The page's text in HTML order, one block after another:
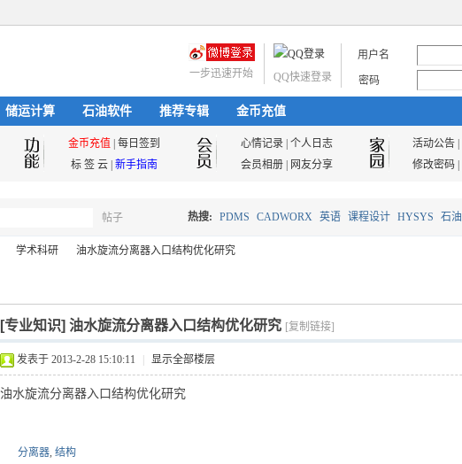
用户名
密码
QQ快速登录
一步迅速开始
储运计算 石油软件 推荐专辑 金币充值
金币充值 每日签到 心情记录 个人日志 活动公告|
标 签 云 新手指南 会员相册 网友分享 修改密码|
帖子
搜
索
热搜: PDMS CADWORX 英语 课程设计 HYSYS 石
油气储运
学术科研
›
油水旋流分离器入口结构优化研究
[专业知识] 油水旋流分离器入口结构优化研究 [复制链接]
发表于 2013-2-28 15:10:11 显示全部楼层
油水旋流分离器入口结构优化研究
分离器, 结构